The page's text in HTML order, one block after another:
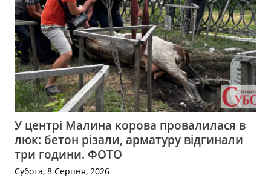
У центрі Малина корова провалилася в
люк: бетон різали, арматуру відгинали
три години. ФОТО
Субота, 8 Серпня, 2026